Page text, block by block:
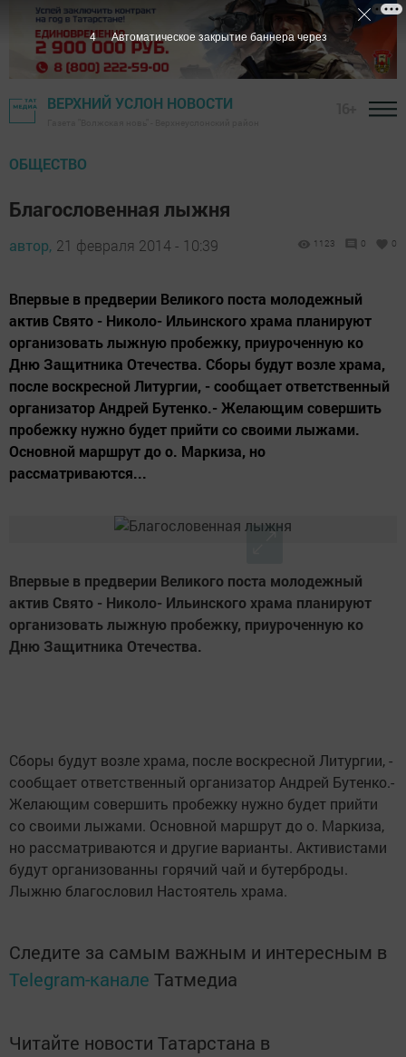
ВЕРХНИЙ УСЛОН НОВОСТИ
ОБЩЕСТВО
Благословенная лыжня
автор, 21 февраля 2014 - 10:39 1123 0 0
Впервые в предверии Великого поста молодежный
актив Свято - Николо- Ильинского храма планируют
организовать лыжную пробежку, приуроченную ко
Дню Защитника Отечества. Сборы будут возле храма,
после воскресной Литургии, - сообщает ответственный
организатор Андрей Бутенко.- Желающим совершить
пробежку нужно будет прийти со своими лыжами.
Основной маршрут до о. Маркиза, но
рассматриваются...
Впервые в предверии Великого поста молодежный
актив Свято - Николо- Ильинского храма планируют
организовать лыжную пробежку, приуроченную ко
Дню Защитника Отечества.
Сборы будут возле храма, после воскресной Литургии, -
сообщает ответственный организатор Андрей Бутенко.-
Желающим совершить пробежку нужно будет прийти
со своими лыжами. Основной маршрут до о. Маркиза,
но рассматриваются и другие варианты. Активистами
будут организованны горячий чай и бутерброды.
Лыжню благословил Настоятель храма.
Следите за самым важным и интересным в
Telegram-канале Татмедиа
Читайте новости Татарстана в
3 Автоматическое закрытие баннера через